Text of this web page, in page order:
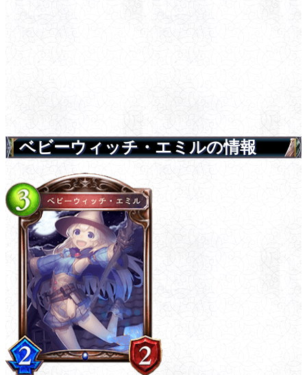
ベビーウィッチ・エミルの情報